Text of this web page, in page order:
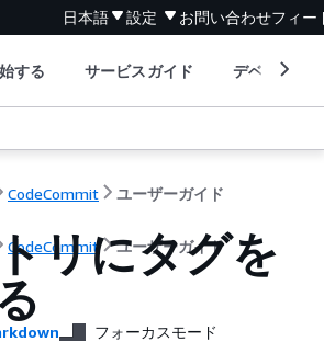
日本語 設定 お問い合わせフィー
する サービスガイド デベロッパ
CodeCommit ユーザーガイド
CodeCommit ユーザーガイド
リにタグを
フォーカスモード